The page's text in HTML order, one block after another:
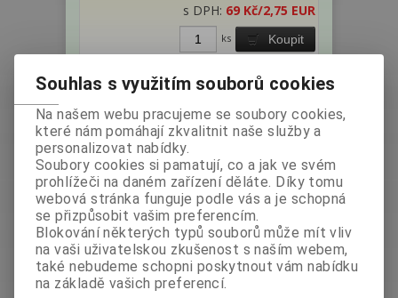
s DPH: 69 Kč/2,75 EUR
Koupit
ks
Těstoviny Gutini BZLP - lasagnette
250g
Výrobce:
Země
původu: Česko
Katalogové číslo:
Souhlas s využitím souborů cookies
Na našem webu pracujeme se soubory cookies,
které nám pomáhají zkvalitnit naše služby a
personalizovat nabídky.
Soubory cookies si pamatují, co a jak ve svém
prohlížeči na daném zařízení děláte. Díky tomu
webová stránka funguje podle vás a je schopná
se přizpůsobit vašim preferencím.
Blokování některých typů souborů může mít vliv
na vaši uživatelskou zkušenost s naším webem,
také nebudeme schopni poskytnout vám nabídku
na základě vašich preferencí.